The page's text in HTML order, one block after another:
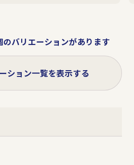
のバリエーションがあります
ション一覧を表示する